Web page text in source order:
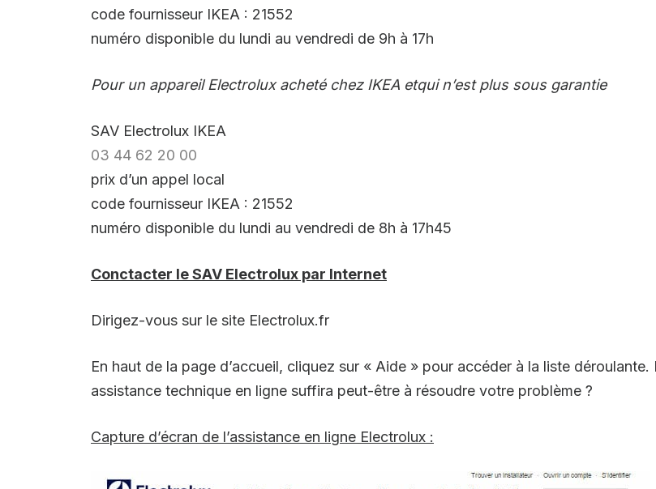
code fournisseur IKEA : 21552
numéro disponible du lundi au vendredi de 9h à 17h
Pour un appareil Electrolux acheté chez IKEA etqui n’est plus sous garantie
SAV Electrolux IKEA
03 44 62 20 00
prix d’un appel local
code fournisseur IKEA : 21552
numéro disponible du lundi au vendredi de 8h à 17h45
Conctacter le SAV Electrolux par Internet
Dirigez-vous sur le site Electrolux.fr
En haut de la page d’accueil, cliquez sur « Aide » pour accéder à la liste
assistance technique en ligne suffira peut-être à résoudre votre problème ?
Capture d’écran de l’assistance en ligne Electrolux :